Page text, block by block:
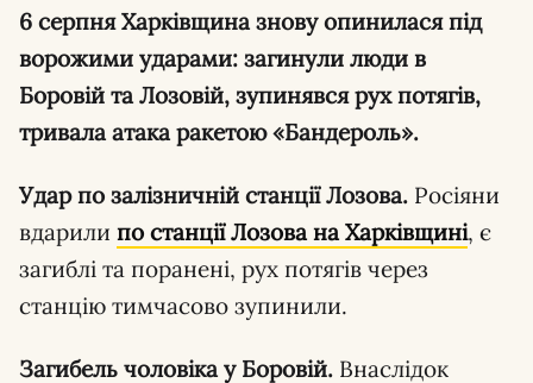
6 серпня Харківщина знову опинилася під
ворожими ударами: загинули люди в
Боровій та Лозовій, зупинявся рух потягів,
тривала атака ракетою «Бандероль».
Удар по залізничній станції Лозова. Росіяни
вдарили по станції Лозова на Харківщині, є
загиблі та поранені, рух потягів через
станцію тимчасово зупинили.
Загибель чоловіка у Боровій. Внаслідок